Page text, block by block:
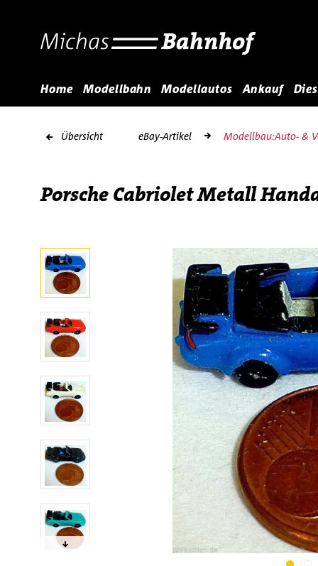
Home Modellbahn Modellautos Ankauf
Übersicht eBay-Artikel Modellbau:Auto- &
Porsche Cabriolet Metall